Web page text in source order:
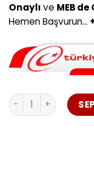
Onaylı ve MEB
Hemen Başvurun…
Robotik ve